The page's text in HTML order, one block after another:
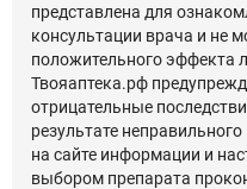
представлена для
консультации врача и не
положительного эффекта
Твояаптека.рф
отрицательные
результате
на сайте информации и
выбором препарата